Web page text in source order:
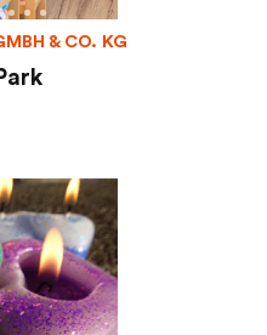
& CO. KG